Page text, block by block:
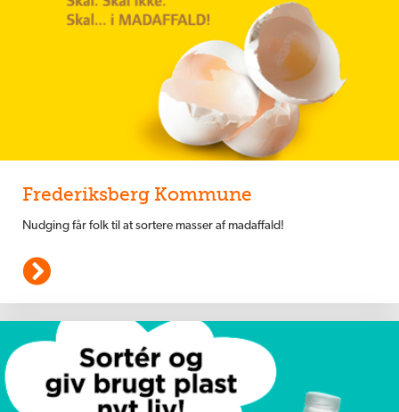
Frederiksberg Kommune
Nudging får folk til at sortere masser af madaffald!